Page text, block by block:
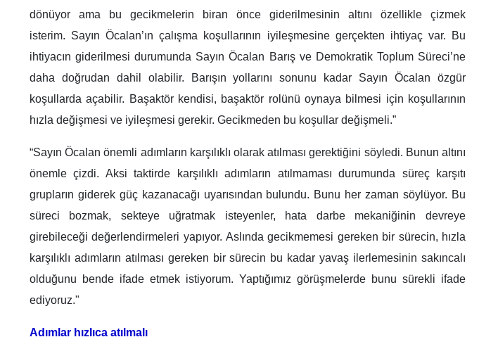
dönüyor ama bu gecikmelerin biran önce giderilmesinin altını özellikle çizmek
isterim. Sayın Öcalan’ın çalışma koşullarının iyileşmesine gerçekten ihtiyaç var. Bu
ihtiyacın giderilmesi durumunda Sayın Öcalan Barış ve Demokratik Toplum Süreci’ne
daha doğrudan dahil olabilir. Barışın yollarını sonunu kadar Sayın Öcalan özgür
koşullarda açabilir. Başaktör kendisi, başaktör rolünü oynaya bilmesi için koşullarının
hızla değişmesi ve iyileşmesi gerekir. Gecikmeden bu koşullar değişmeli.”
“Sayın Öcalan önemli adımların karşılıklı olarak atılması gerektiğini söyledi. Bunun altını
önemle çizdi. Aksi taktirde karşılıklı adımların atılmaması durumunda süreç karşıtı
grupların giderek güç kazanacağı uyarısından bulundu. Bunu her zaman söylüyor. Bu
süreci bozmak, sekteye uğratmak isteyenler, hata darbe mekaniğinin devreye
girebileceği değerlendirmeleri yapıyor. Aslında gecikmemesi gereken bir sürecin, hızla
karşılıklı adımların atılması gereken bir sürecin bu kadar yavaş ilerlemesinin sakıncalı
olduğunu bende ifade etmek istiyorum. Yaptığımız görüşmelerde bunu sürekli ifade
ediyoruz."
Adımlar hızlıca atılmalı